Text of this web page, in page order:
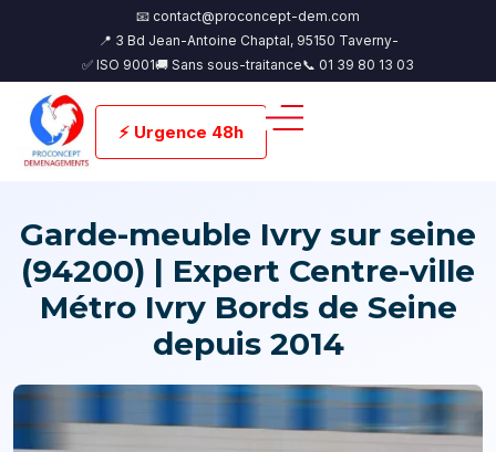
📧 contact@proconcept-dem.com
📍 3 Bd Jean-Antoine Chaptal, 95150 Taverny-
✅ ISO 9001🚚 Sans sous-traitance📞 01 39 80 13 03
⚡ Urgence 48h
Garde-meuble Ivry sur seine
(94200) | Expert Centre-ville
Métro Ivry Bords de Seine
depuis 2014